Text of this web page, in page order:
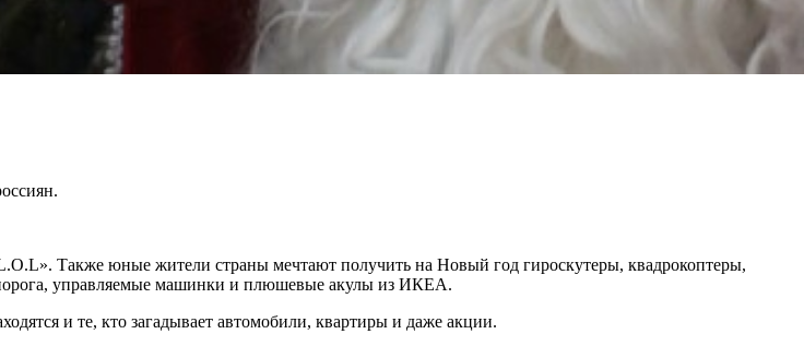
Также юные жители страны мечтают получить на Новый год гироскутеры, квадрокоптеры,
управляемые машинки и плюшевые акулы из ИКЕА.
и те, кто загадывает автомобили, квартиры и даже акции.